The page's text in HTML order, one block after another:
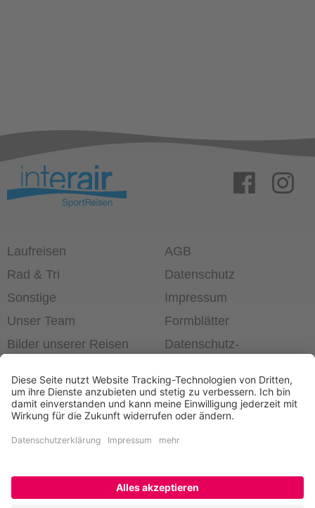
Laufreisen
Rad & Tri
Sonstige
Unser Team
Bilder unserer Reisen
AGB
Datenschutz
Impressum
Formblätter
Datenschutz­
Laufend die Welt erleben! ®